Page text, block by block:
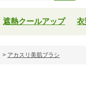
遮熱クールアップ 衣
> アカスリ美肌ブラシ